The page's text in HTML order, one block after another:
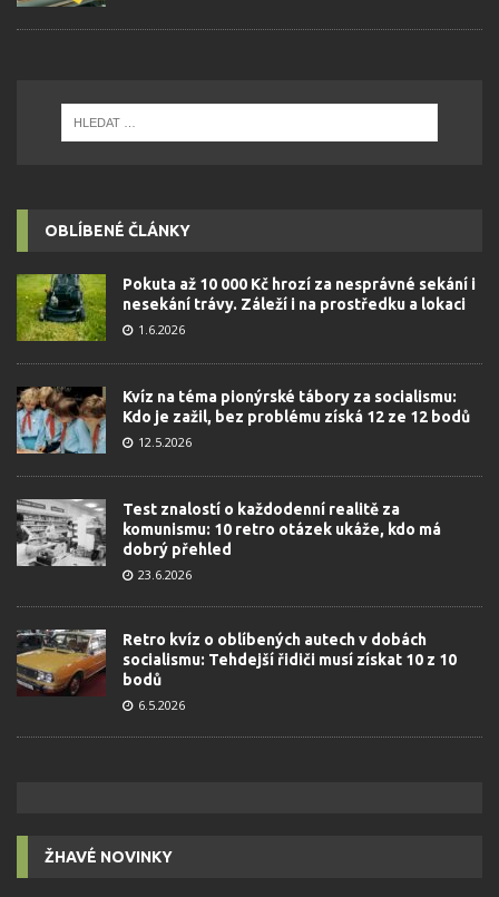
OBLÍBENÉ ČLÁNKY
Pokuta až 10 000 Kč hrozí za nesprávné sekání i
nesekání trávy. Záleží i na prostředku a lokaci
1.6.2026
Kvíz na téma pionýrské tábory za socialismu:
Kdo je zažil, bez problému získá 12 ze 12 bodů
12.5.2026
Test znalostí o každodenní realitě za
komunismu: 10 retro otázek ukáže, kdo má
dobrý přehled
23.6.2026
Retro kvíz o oblíbených autech v dobách
socialismu: Tehdejší řidiči musí získat 10 z 10
bodů
6.5.2026
ŽHAVÉ NOVINKY